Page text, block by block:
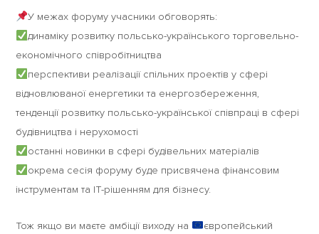
У межах форуму учасники обговорять:
динаміку розвитку польсько-українського торговельно-
економічного співробітництва
перспективи реалізації спільних проектів у сфері
відновлюваної енергетики та енергозбереження,
тенденції розвитку польсько-української співпраці в сфері
будівництва і нерухомості
останні новинки в сфері будівельних матеріалів
окрема сесія форуму буде присвячена фінансовим
інструментам та IT-рішенням для бізнесу.
Тож якщо ви маєте амбіції виходу на європейський